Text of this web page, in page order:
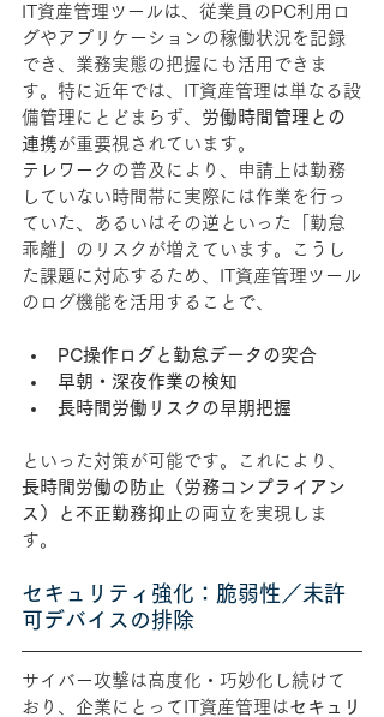
IT資産管理ツールは、従業員のPC利用ロ
グやアプリケーションの稼働状況を記録
でき、業務実態の把握にも活用できま
す。 特に近年では、IT資産管理は単なる設
備管理にとどまらず、 労働時間管理との
連携 が重要視されています。
テレワークの普及により、申請上は勤務
していない時間帯に実際には作業を行っ
ていた、あるいはその逆といった「勤怠
乖離」のリスクが増えています。こうし
た課題に対応するため、IT資産管理ツール
のログ機能を活用することで、
PC操作ログと勤怠データの突合
早朝・深夜作業の検知
長時間労働リスクの早期把握
といった対策が可能です。これにより、
長時間労働の防止（労務コンプライアン
ス）と不正勤務抑止の両立を実現しま
す。
セキュリティ強化：脆弱性／未許
可デバイスの排除
サイバー攻撃は高度化・巧妙化し続けて
おり、 企業にとってIT資産管理は セキュリ